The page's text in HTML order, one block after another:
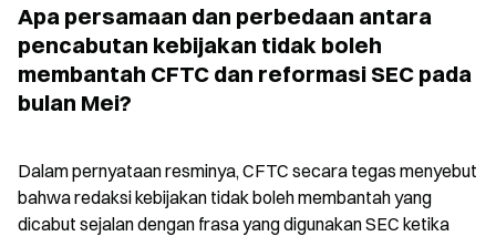
Apa persamaan dan perbedaan antara
pencabutan kebijakan tidak boleh
membantah CFTC dan reformasi SEC pada
bulan Mei?
Dalam pernyataan resminya, CFTC secara tegas menyebut
bahwa redaksi kebijakan tidak boleh membantah yang
dicabut sejalan dengan frasa yang digunakan SEC ketika